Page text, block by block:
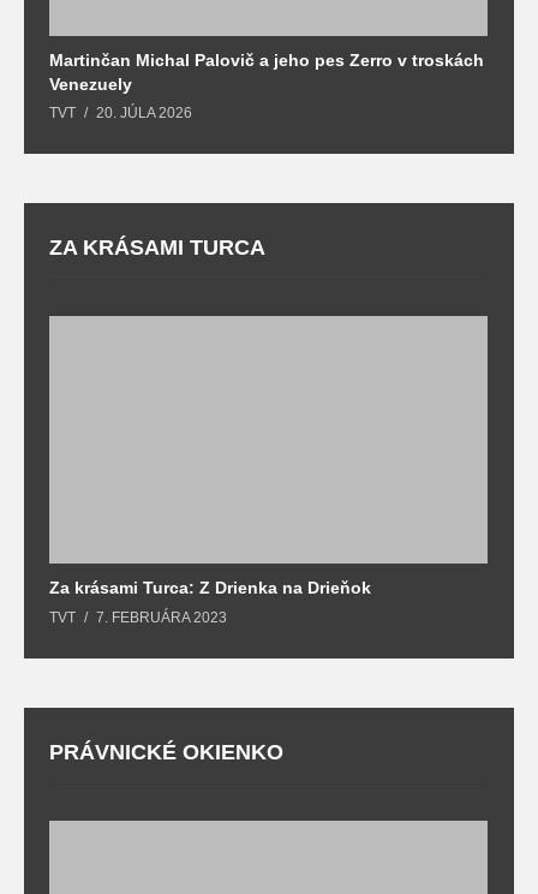
Martinčan Michal Palovič a jeho pes Zerro v troskách
Venezuely
TVT 20. JÚLA 2026
ZA KRÁSAMI TURCA
Za krásami Turca: Z Drienka na Drieňok
TVT 7. FEBRUÁRA 2023
PRÁVNICKÉ OKIENKO